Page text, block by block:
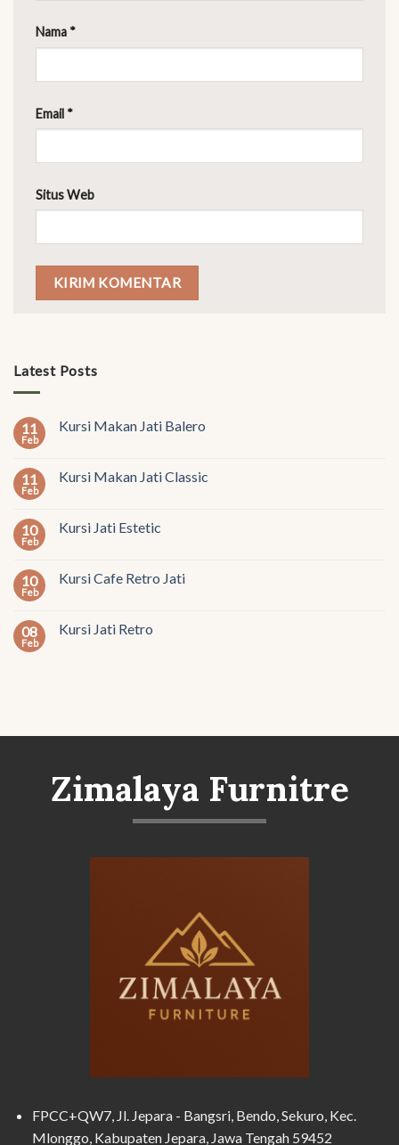
Nama *
Email *
Situs Web
Latest Posts
11
Feb
Kursi Makan Jati Balero
11
Feb
Kursi Makan Jati Classic
10
Feb
Kursi Jati Estetic
10
Feb
Kursi Cafe Retro Jati
08
Feb
Kursi Jati Retro
Zimalaya Furnitre
FPCC+QW7, Jl. Jepara - Bangsri, Bendo, Sekuro, Kec.
Mlonggo, Kabupaten Jepara, Jawa Tengah 59452